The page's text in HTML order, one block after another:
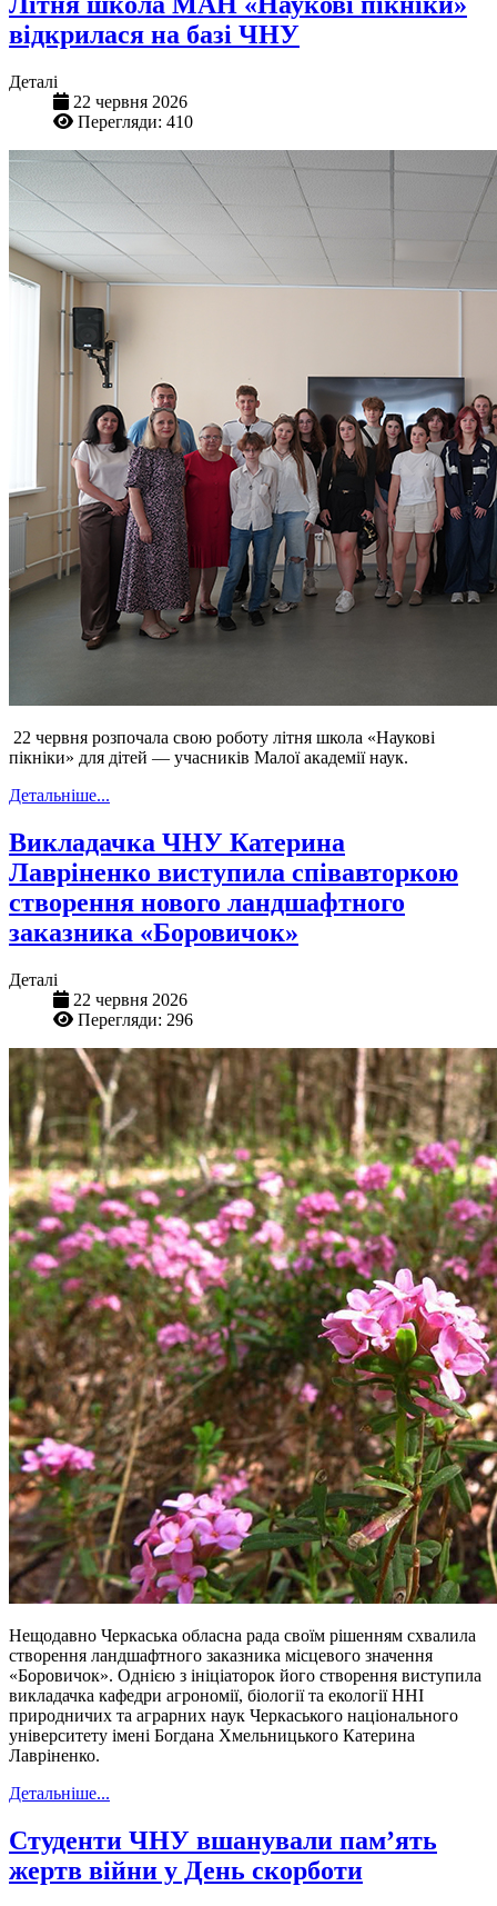
відкрилася на базі ЧНУ
Деталі
22 червня 2026
Перегляди: 410
22 червня розпочала свою роботу літня школа «Наукові
пікніки» для дітей — учасників Малої академії наук.
Детальніше...
Викладачка ЧНУ Катерина
Лавріненко виступила співавторкою
створення нового ландшафтного
заказника «Боровичок»
Деталі
22 червня 2026
Перегляди: 296
Нещодавно Черкаська обласна рада своїм рішенням схвалила
створення ландшафтного заказника місцевого значення
«Боровичок». Однією з ініціаторок його створення виступила
викладачка кафедри агрономії, біології та екології ННІ
природничих та аграрних наук Черкаського національного
університету імені Богдана Хмельницького Катерина
Лавріненко.
Детальніше...
Студенти ЧНУ вшанували пам’ять
жертв війни у День скорботи